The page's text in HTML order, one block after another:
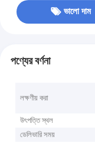
ভালো দাম
পণ্যের বর্ণনা
লক্ষণীয় করা
উৎপত্তি স্থল
ডেলিভারি সময়